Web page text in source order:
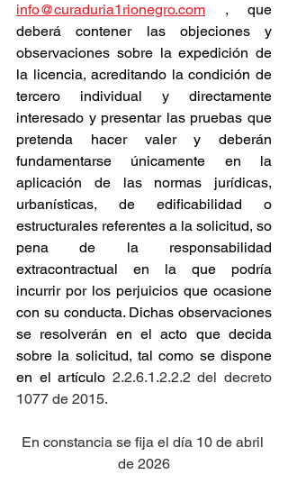
info@curaduria1rionegro.com , que
deberá contener las objeciones y
observaciones sobre la expedición de
la licencia, acreditando la condición de
tercero individual y directamente
interesado y presentar las pruebas que
pretenda hacer valer y deberán
fundamentarse únicamente en la
aplicación de las normas jurídicas,
urbanísticas, de edificabilidad o
estructurales referentes a la solicitud, so
pena de la responsabilidad
extracontractual en la que podría
incurrir por los perjuicios que ocasione
con su conducta. Dichas observaciones
se resolverán en el acto que decida
sobre la solicitud, tal como se dispone
en el artículo 2.2.6.1.2.2.2 del decreto
1077 de 2015.
En constancia se fija el día 10 de abril
de 2026